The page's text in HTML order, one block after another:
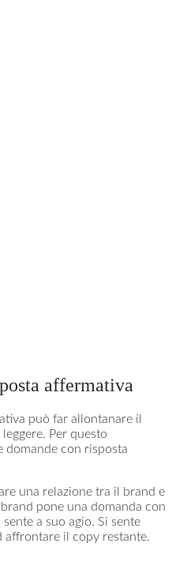
affermativa
può far allontanare il
Per questo
domande con risposta
una relazione tra il brand e
pone una domanda con
a suo agio. Si sente
affrontare il copy restante.